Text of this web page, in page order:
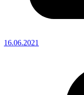
16.06.2021